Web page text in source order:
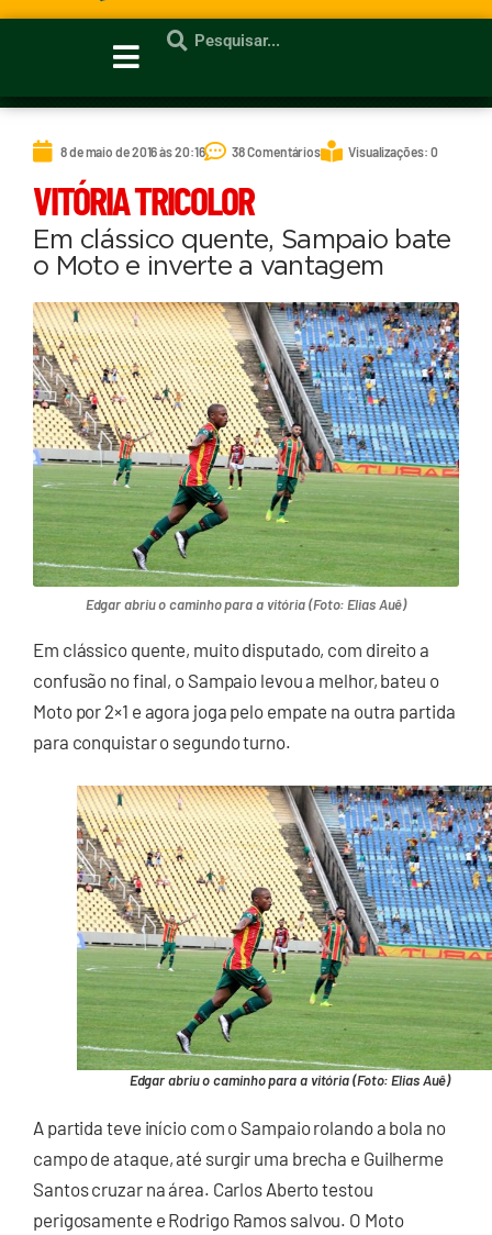
8 de maio de 2016 às 20:16 38 Comentários Visualizações: 0
VITÓRIA TRICOLOR
Em clássico quente, Sampaio bate
o Moto e inverte a vantagem
Edgar abriu o caminho para a vitória (Foto: Elias Auê)
Em clássico quente, muito disputado, com direito a
confusão no final, o Sampaio levou a melhor, bateu o
Moto por 2×1 e agora joga pelo empate na outra partida
para conquistar o segundo turno.
Edgar abriu o caminho para a vitória (Foto: Elias Auê)
A partida teve início com o Sampaio rolando a bola no
campo de ataque, até surgir uma brecha e Guilherme
Santos cruzar na área. Carlos Aberto testou
perigosamente e Rodrigo Ramos salvou. O Moto